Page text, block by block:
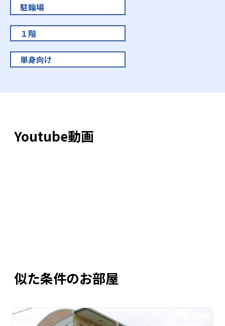
駐輪場
１階
単身向け
Youtube動画
似た条件のお部屋